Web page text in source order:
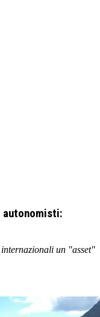
autonomisti:
un "asset"